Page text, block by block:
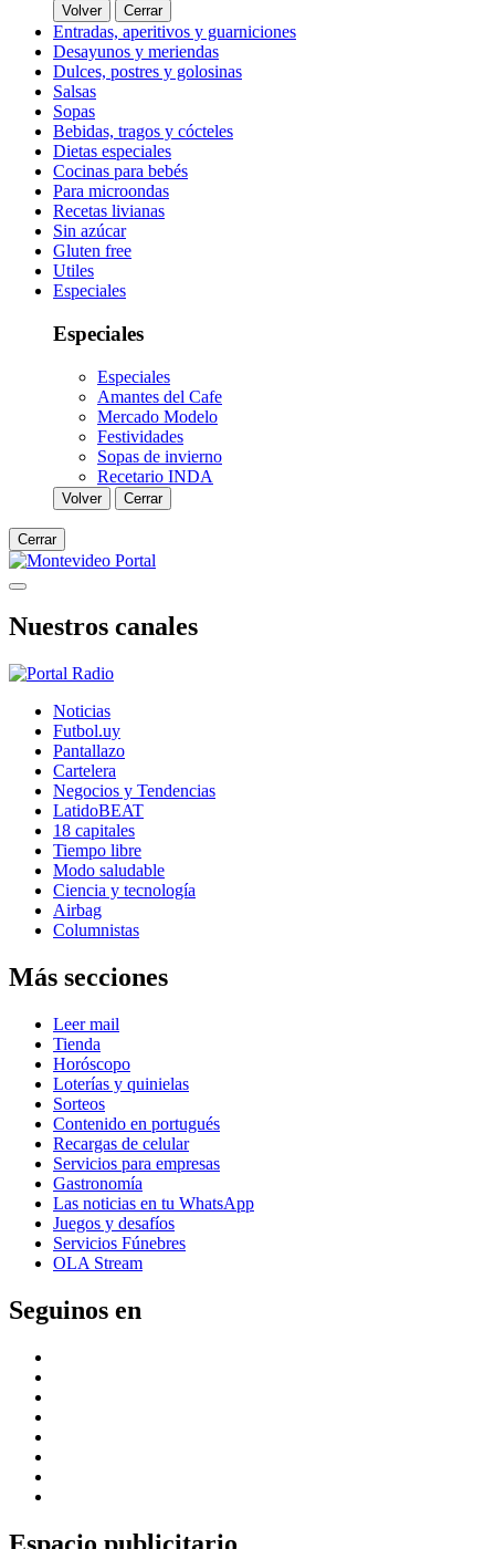
Volver Cerrar
Entradas, aperitivos y guarniciones
Desayunos y meriendas
Dulces, postres y golosinas
Salsas
Sopas
Bebidas, tragos y cócteles
Dietas especiales
Cocinas para bebés
Para microondas
Recetas livianas
Sin azúcar
Gluten free
Utiles
Especiales
Especiales
Especiales
Amantes del Cafe
Mercado Modelo
Festividades
Sopas de invierno
Recetario INDA
Volver Cerrar
Cerrar
Nuestros canales
Noticias
Futbol.uy
Pantallazo
Cartelera
Negocios y Tendencias
LatidoBEAT
18 capitales
Tiempo libre
Modo saludable
Ciencia y tecnología
Airbag
Columnistas
Más secciones
Leer mail
Tienda
Horóscopo
Loterías y quinielas
Sorteos
Contenido en portugués
Recargas de celular
Servicios para empresas
Gastronomía
Las noticias en tu WhatsApp
Juegos y desafíos
Servicios Fúnebres
OLA Stream
Seguinos en